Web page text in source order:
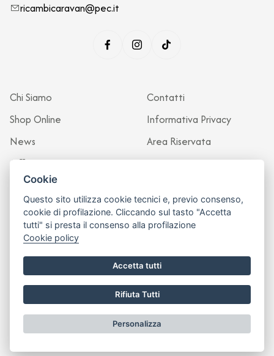
ricambicaravan@pec.it
Chi Siamo
Shop Online
News
Officina
Contatti
Informativa Privacy
Area Riservata
Sito realizzato daLeonardo Web
Cookie
Questo sito utilizza cookie tecnici e, previo consenso,
cookie di profilazione. Cliccando sul tasto "Accetta
tutti" si presta il consenso alla profilazione
Cookie policy
Accetta tutti
Rifiuta Tutti
Personalizza